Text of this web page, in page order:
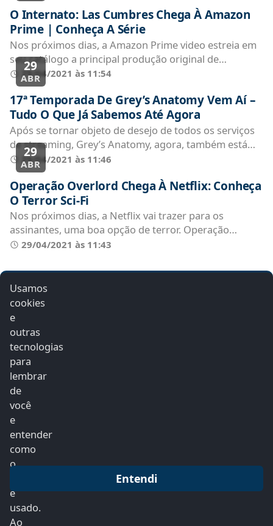
O Internato: Las Cumbres Chega À Amazon
Prime | Conheça A Série
Nos próximos dias, a Amazon Prime video estreia em
seu catálogo a principal produção original de
Fevereiro. O internato: Las...
29/04/2021 às 11:54
29
ABR
17ª Temporada De Grey’s Anatomy Vem Aí –
Tudo O Que Já Sabemos Até Agora
Após se tornar objeto de desejo de todos os serviços
de streaming, Grey’s Anatomy, agora, também está
disponível na Amazon Prime...
29/04/2021 às 11:46
29
ABR
Operação Overlord Chega À Netflix: Conheça
O Terror Sci-Fi
Nos próximos dias, a Netflix vai trazer para os
assinantes, uma boa opção de terror. Operação
Overlord foi lançado originalmente...
29/04/2021 às 11:43
Usamos
cookies
e
outras
tecnologias
para
lembrar
de
você
e
entender
como
o
é
usado.
Ao
Entendi
Home Álbuns Contato
Locutores
Postagens
Programação
Recados